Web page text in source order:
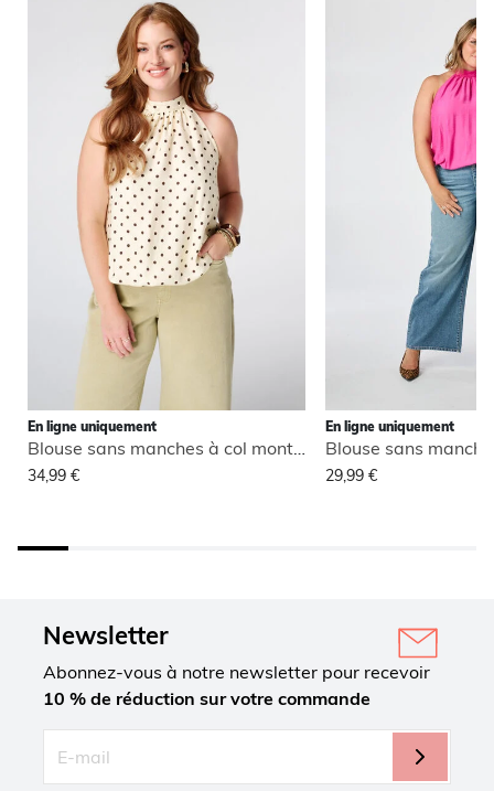
En ligne uniquement
34,99 €
En ligne uniquement
29,99 €
Newsletter
Abonnez-vous à notre newsletter pour recevoir
10 % de réduction sur votre commande